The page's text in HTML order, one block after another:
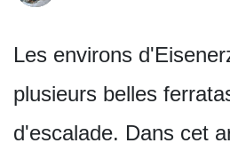
Les environs
plusieurs belles
d'escalade. Dans cet